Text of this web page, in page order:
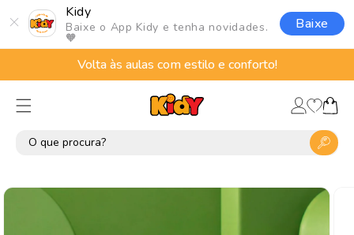
Kidy
Baixe o App Kidy e tenha novidades.
🧡
Baixe
para o
conteúdo
Volta às aulas com estilo e conforto!
Fazer
login
Lista
deCarrinho
informações
do produto